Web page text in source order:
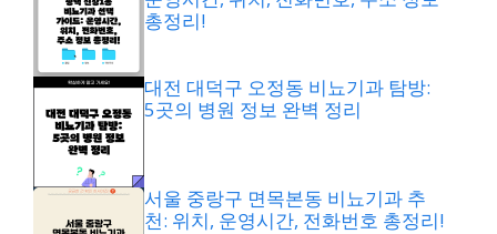
총정리!
대전 대덕구 오정동 비뇨기과 탐방:
5곳의 병원 정보 완벽 정리
서울 중랑구 면목본동 비뇨기과 추
천: 위치, 운영시간, 전화번호 총정리!